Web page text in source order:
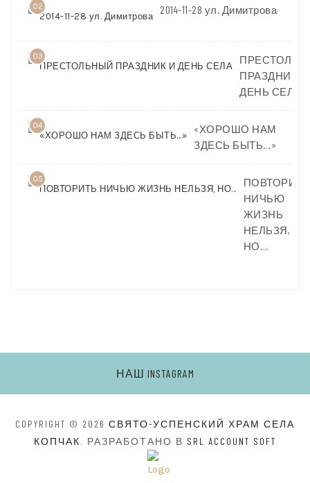
02 2014-11-28 ул. Димитрова
03
ПРАЗДНИК И
ДЕНЬ СЕЛА
04
«ХОРОШО НАМ
ЗДЕСЬ БЫТЬ…»
05
ПОВТОРИТЬ
НИЧЬЮ
ЖИЗНЬ
НЕЛЬЗЯ,
НО…
НАШ INSTAGRAM
COPYRIGHT © 2026 СВЯТО-УСПЕНСКИЙ ХРАМ СЕЛА
КОПЧАК. РАЗРАБОТАНО В SRL ACCOUNT SOFT